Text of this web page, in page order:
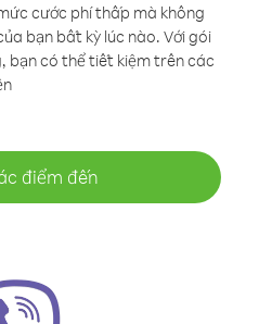
cước phí thấp mà không
bạn bất kỳ lúc nào. Với gói
bạn có thể tiết kiệm trên các
điểm đến